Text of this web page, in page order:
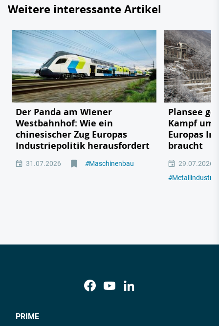
Weitere interessante Artikel
Der Panda am Wiener
Westbahnhof: Wie ein
chinesischer Zug Europas
Industriepolitik herausfordert
31.07.2026 #Maschinenbau
Plansee
Kampf um
Europas
braucht
29.07.2026
#Metallindustrie
PRIME